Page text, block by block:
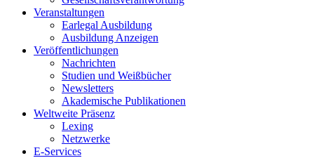
Veranstaltungen
Earlegal Ausbildung
Ausbildung Anzeigen
Veröffentlichungen
Nachrichten
Studien und Weißbücher
Newsletters
Akademische Publikationen
Weltweite Präsenz
Lexing
Netzwerke
E-Services